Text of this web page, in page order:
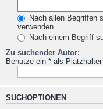
Nach allen Begriffen
verwenden
Nach einem Begriff
Zu suchender Autor:
Benutze ein * als
SUCHOPTIONEN